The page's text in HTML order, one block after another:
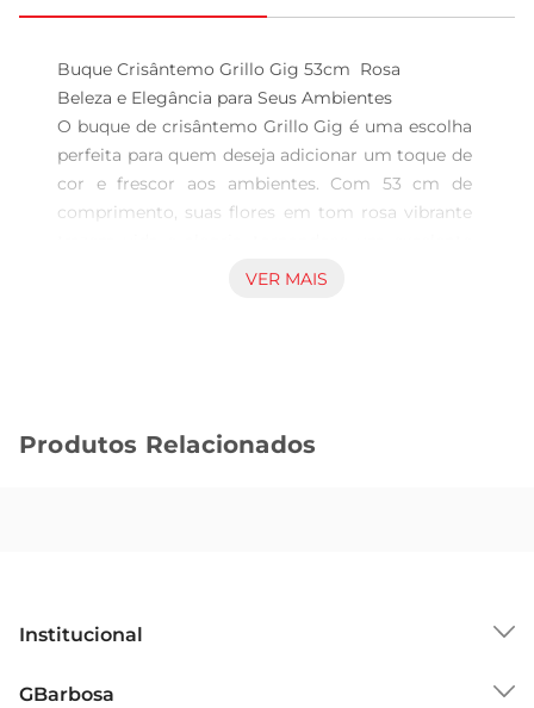
Buque Crisântemo Grillo Gig 53cm  Rosa
Beleza e Elegância para Seus Ambientes
O buque de crisântemo Grillo Gig é uma escolha
perfeita para quem deseja adicionar um toque de
cor e frescor aos ambientes. Com 53 cm de
comprimento, suas flores em tom rosa vibrante
complemento para a decoração de salas, quartos
Feito com materiais de alta qualidade, o buque
buque mantenha sua forma e cor, mesmo em
Versatilidade na Decoração
VER MAIS
Produtos Relacionados
Institucional
GBarbosa